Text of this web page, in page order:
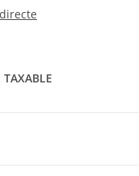
TAXABLE